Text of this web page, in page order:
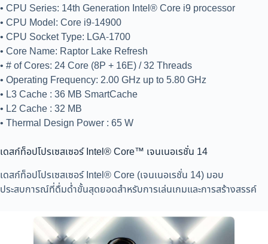
• CPU Series: 14th Generation Intel® Core i9 processor
• CPU Model: Core i9-14900
• CPU Socket Type: LGA-1700
• Core Name: Raptor Lake Refresh
• # of Cores: 24 Core (8P + 16E) / 32 Threads
• Operating Frequency: 2.00 GHz up to 5.80 GHz
• L3 Cache : 36 MB SmartCache
• L2 Cache : 32 MB
• Thermal Design Power : 65 W
เดสก์ท็อปโปรเซสเซอร์ Intel® Core™ เจนเนอเรชั่น 14
เดสก์ท็อปโปรเซสเซอร์ Intel® Core (เจนเนอเรชั่น 14) มอบ
ประสบการณ์ที่ดื่มด่ำขั้นสุดยอดสำหรับการเล่นเกมและการสร้างสรรค์